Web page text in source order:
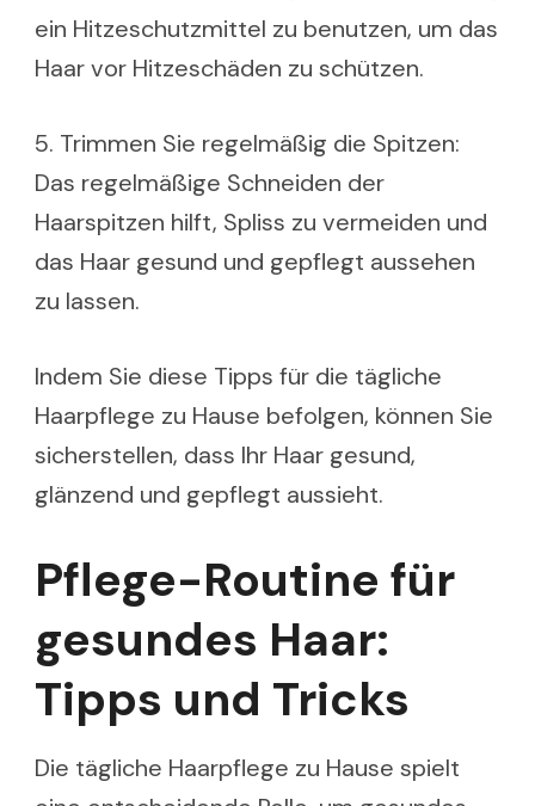
ein Hitzeschutzmittel zu benutzen, um das
Haar vor Hitzeschäden zu schützen.
5. Trimmen Sie regelmäßig die Spitzen:
Das regelmäßige Schneiden der
Haarspitzen hilft, Spliss zu vermeiden und
das Haar gesund und gepflegt aussehen
zu lassen.
Indem Sie diese Tipps für die tägliche
Haarpflege zu Hause befolgen, können Sie
sicherstellen, dass Ihr Haar gesund,
glänzend und gepflegt aussieht.
Pflege-Routine für
gesundes Haar:
Tipps und Tricks
Die tägliche Haarpflege zu Hause spielt